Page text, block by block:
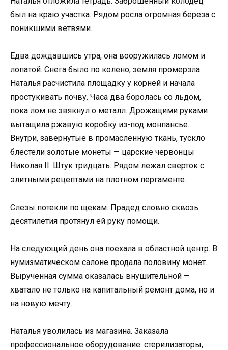
был на краю участка. Рядом росла огромная береза с
поникшими ветвями.
Едва дождавшись утра, она вооружилась ломом и
лопатой. Снега было по колено, земля промерзла.
Наталья расчистила площадку у корней и начала
простукивать почву. Часа два боролась со льдом,
пока лом не звякнул о металл. Дрожащими руками
вытащила ржавую коробку из-под монпансье.
Внутри, завернутые в промасленную ткань, тускло
блестели золотые монеты — царские червонцы
Николая II. Штук тридцать. Рядом лежал сверток с
элитными рецептами на плотном пергаменте.
Слезы потекли по щекам. Прадед словно сквозь
десятилетия протянул ей руку помощи.
На следующий день она поехала в областной центр. В
нумизматическом салоне продала половину монет.
Вырученная сумма оказалась внушительной —
хватало не только на капитальный ремонт дома, но и
на новую мечту.
Наталья уволилась из магазина. Заказала
профессиональное оборудование: стерилизаторы,